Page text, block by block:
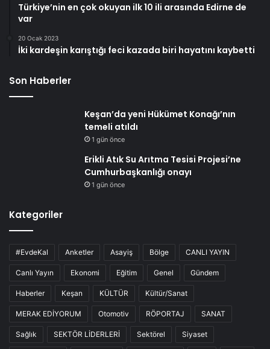
Türkiye’nin en çok okuyan ilk 10 ili arasında Edirne de
var
20 Ocak 2023
İki kardeşin karıştığı feci kazada biri hayatını kaybetti
Son Haberler
Keşan’da yeni Hükümet Konağı’nın
temeli atıldı
1 gün önce
Erikli Atık Su Arıtma Tesisi Projesi’ne
Cumhurbaşkanlığı onayı
1 gün önce
Kategoriler
#EvdeKal Anketler Asayiş Bölge CANLI YAYIN
Canlı Yayın Ekonomi Eğitim Genel Gündem
Haberler Keşan KÜLTÜR Kültür/Sanat
MERAK EDİYORUM Otomotiv RÖPORTAJ SANAT
Sağlık SEKTÖR LİDERLERİ Sektörel Siyaset